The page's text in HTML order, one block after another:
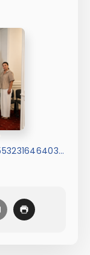
fbid=1553229606404148&set=pcb.1553231646403944